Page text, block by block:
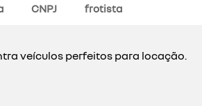
CNPJ frotista
veículos perfeitos para locação.